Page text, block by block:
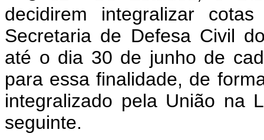
decidirem integralizar
Secretaria de Defesa Civil
até o dia 30 de junho de
para essa finalidade, de
integralizado pela União na
seguinte.